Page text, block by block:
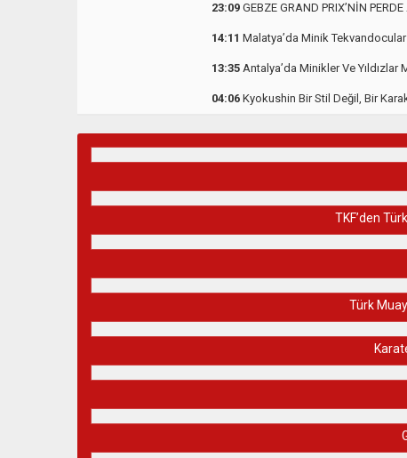
23:09 GEBZE GRAND PRIX’NİN PERDE
14:11 Malatya’da Minik
13:35 Antalya’da Minikler Ve Yıldızlar
04:06 Kyokushin Bir Stil Değil, Bir
TKF’den
Türk